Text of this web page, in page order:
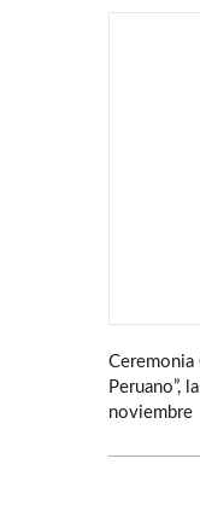
Ceremonia
Peruano”,
noviembre